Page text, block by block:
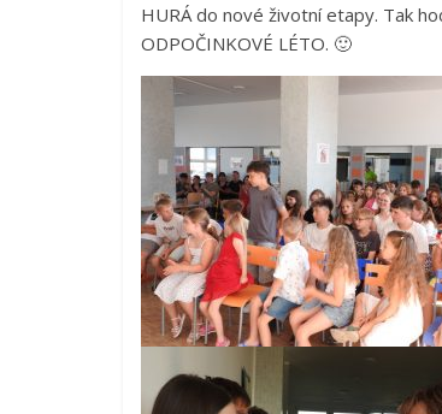
HURÁ do nové životní etapy. Tak
ODPOČINKOVÉ LÉTO. 🙂